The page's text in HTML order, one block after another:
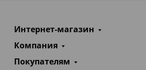
Интернет-магазин
Компания
Покупателям